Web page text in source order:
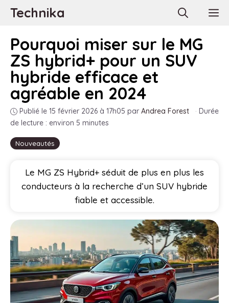
AllerTechnika
Nouveautés
Pourquoi miser sur le MG
ZS hybrid+ pour un SUV
hybride efficace et
agréable en 2024
Publié le 15 février 2026 à 17h05 par Andrea Forest · Durée
de lecture : environ 5 minutes
Le MG ZS Hybrid+ séduit de plus en plus les
conducteurs à la recherche d’un SUV hybride
fiable et accessible.